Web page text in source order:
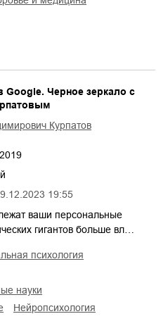
19:55
Черное зеркало с
Курпатов
2019
ваши персональные
гигантов больше вл…
психология
науки
нейропсихология